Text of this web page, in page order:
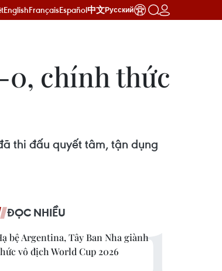
EnglishFrançaisEspañol中文Русский
0, chính thức
thi đấu quyết tâm, tận dụng
ĐỌC NHIỀU
bệ Argentina, Tây Ban Nha giành
vô địch World Cup 2026